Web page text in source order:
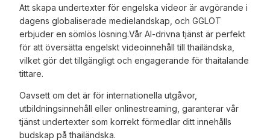
Att skapa undertexter för engelska videor är avgörande i
dagens globaliserade medielandskap, och GGLOT
erbjuder en sömlös lösning.Vår AI-drivna tjänst är perfekt
för att översätta engelskt videoinnehåll till thailändska,
vilket gör det tillgängligt och engagerande för thaitalande
tittare.
Oavsett om det är för internationella utgåvor,
utbildningsinnehåll eller onlinestreaming, garanterar vår
tjänst undertexter som korrekt förmedlar ditt innehålls
budskap på thailändska.